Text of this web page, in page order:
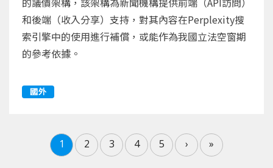
和後端（收入分享）支持，對其內容在Perplexity搜
索引擎中的使用進行補償，或能作為我國立法空窗期
的參考依據。
國外
1 2 3 4 5 › »